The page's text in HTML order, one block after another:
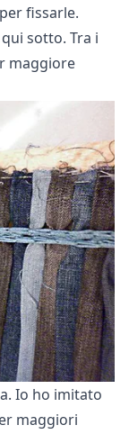
fissarle.
sotto. Tra i
maggiore
Io ho imitato
maggiori